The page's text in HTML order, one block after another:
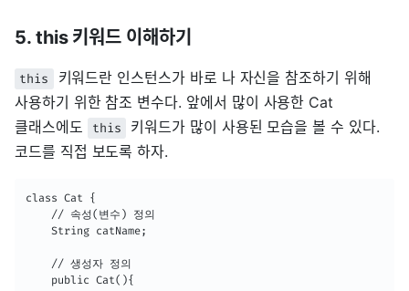
5. this 키워드 이해하기
this
키워드란 인스턴스가 바로 나 자신을 참조하기 위해
사용하기 위한 참조 변수다. 앞에서 많이 사용한 Cat
클래스에도
this
키워드가 많이 사용된 모습을 볼 수 있다.
코드를 직접 보도록 하자.
class Cat {
    // 속성(변수) 정의
    // 생성자 정의